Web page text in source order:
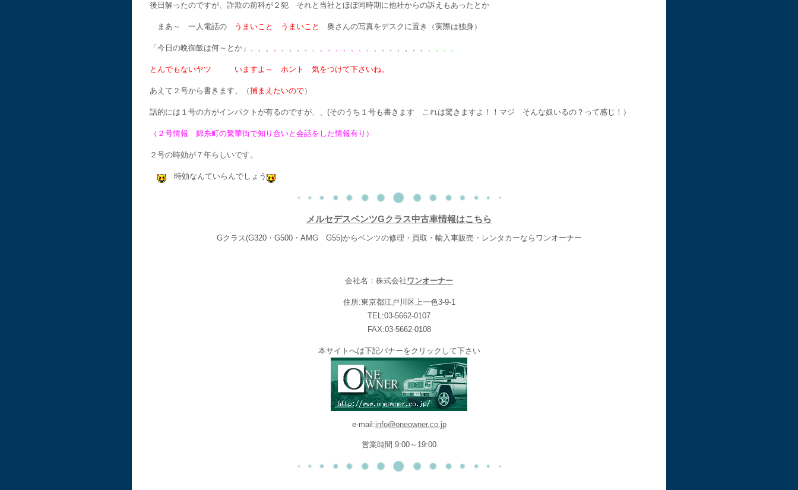
後日解ったのですが、詐欺の前科が２犯 それと当社とほぼ同時期に他社からの訴えもあったとか
まあ～ 一人電話の うまいこと うまいこと 奥さんの写真をデスクに置き（実際は独身）
「今日の晩御飯は何～とか」、 、、、 、、、、 、、、、、、、、、 、、、 、、、 、、、、
とんでもないヤツ いますよ～ ホント 気をつけて下さいね。
あえて２号から書きます、（捕まえたいので）
話的には１号の方がインパクトが有るのですが、、(そのうち１号も書きます これは驚きますよ！！マジ そんな奴いるの？って感じ！）
（２号情報 錦糸町の繁華街で知り合いと会話をした情報有り）
２号の時効が７年らしいです。
時効なんていらんでしょう
メルセデスベンツGクラス中古車情報はこちら
Gクラス(G320・G500・AMG G55)からベンツの修理・買取・輸入車販売・レンタカーならワンオーナー
会社名：株式会社ワンオーナー
住所:東京都江戸川区上一色3-9-1
TEL:03-5662-0107
FAX:03-5662-0108
本サイトへは下記バナーをクリックして下さい
e-mail:info@oneowner.co.jp
営業時間 9:00～19:00